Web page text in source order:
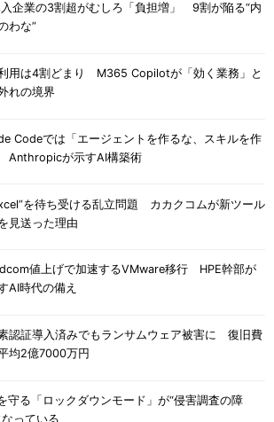
入企業の3割超がむしろ「負担増」 9割が陥る“内
わな”
用は4割どまり M365 Copilotが「効く業務」と
れの境界
Codeでは「エージェントを作るな、スキルを作
Anthropicが示すAI構築術
を待ち受ける乱立問題 カカクコムが新ツール
見送った理由
値上げで加速するVMware移行 HPE幹部が
AI時代の備え
認証導入済みでもランサムウェア被害に 復旧費
均2億7000万円
守る「ロックダウンモード」が“侵害調査の障
なっている